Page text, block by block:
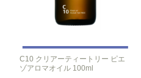
C10 クリアーティートリー ピエ
ゾアロマオイル 100ml